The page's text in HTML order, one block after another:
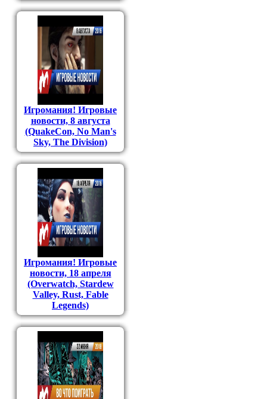
Игромания! Игровые
новости, 8 августа
(QuakeCon, No Man's
Sky, The Division)
Игромания! Игровые
новости, 18 апреля
(Overwatch, Stardew
Valley, Rust, Fable
Legends)